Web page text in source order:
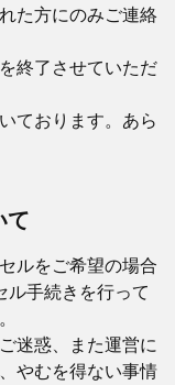
た方にのみご連絡
終了させていただ
ております。あら
て
ルをご希望の場合
ル手続きを行って
迷惑、また運営に
やむを得ない事情